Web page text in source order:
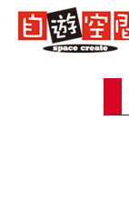
Skip
content